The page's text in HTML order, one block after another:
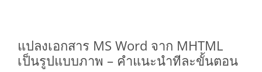
แปลงเอกสาร MS Word จาก MHTML
เป็นรูปแบบภาพ – คำแนะนำทีละขั้นตอน